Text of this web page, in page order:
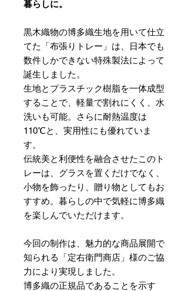
暮らしに。
黒木織物の博多織生地を用いて仕立
てた「布張りトレー」は、日本でも
数件しかできない特殊製法によって
誕生しました。
生地とプラスチック樹脂を一体成型
することで、軽量で割れにくく、水
洗いも可能。さらに耐熱温度は
110℃と、実用性にも優れていま
す。
伝統美と利便性を融合させたこのト
レーは、グラスを置くだけでなく、
小物を飾ったり、贈り物としてもお
すすめ。暮らしの中で気軽に博多織
を楽しんでいただけます。
今回の制作は、魅力的な商品展開で
知られる「定右衛門商店」様のご協
力により実現しました。
博多織の正規品であることを示す